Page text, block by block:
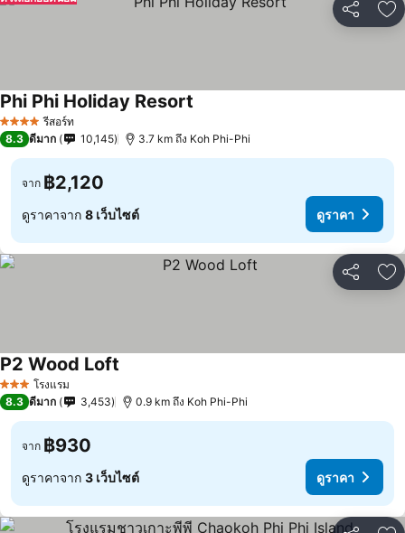
แชร์ เ
4 ดาว รีสอร์ท
Phi Phi Holiday Resort
8.3 ดีมาก 10,145 3.7 km ถึง Koh Phi-Phi
จาก ฿2,120
ดูราคาจาก 8 เว็บไซต์ ดูราคา
แชร์ เ
3 ดาว โรงแรม
P2 Wood Loft
8.3 ดีมาก 3,453 0.9 km ถึง Koh Phi-Phi
จาก ฿930
ดูราคาจาก 3 เว็บไซต์ ดูราคา